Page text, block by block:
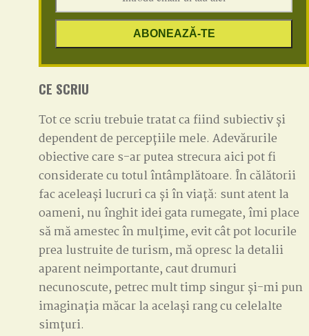
CE SCRIU
Tot ce scriu trebuie tratat ca fiind subiectiv și
dependent de percepțiile mele. Adevărurile
obiective care s-ar putea strecura aici pot fi
considerate cu totul întâmplătoare. În călătorii
fac aceleași lucruri ca și în viață: sunt atent la
oameni, nu înghit idei gata rumegate, îmi place
să mă amestec în mulțime, evit cât pot locurile
prea lustruite de turism, mă opresc la detalii
aparent neimportante, caut drumuri
necunoscute, petrec mult timp singur și-mi pun
imaginația măcar la același rang cu celelalte
simțuri.